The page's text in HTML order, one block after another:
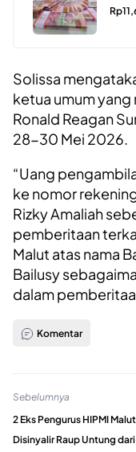
Solissa
ketua umum
Ronald Reagan
28-30 Mei 2026.
“Uang
ke nomor
Rizky Amaliah
pemberitaan
Malut atas nama
Bailusy
dalam
Komentar
Sebelumnya
2 Eks Pengurus HIPMI Malut
Disinyalir Raup Untung dari